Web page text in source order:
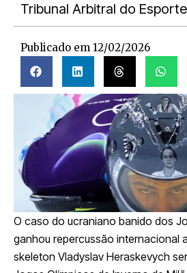
Tribunal Arbitral do
Publicado em 12/02/2026
O caso do ucraniano banido dos
ganhou repercussão internacional
skeleton Vladyslav Heraskevych